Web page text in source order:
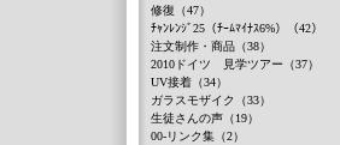
修復（47）
ﾁｬﾝﾚﾝｼﾞ25（ﾁｰﾑﾏｲﾅｽ6%）（42）
注文制作・商品（38）
2010ドイツ 見学ツアー（37）
UV接着（34）
ガラスモザイク（33）
生徒さんの声（19）
00-リンク集（2）